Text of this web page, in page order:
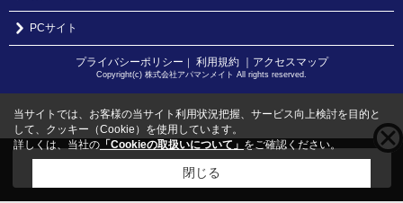
PCサイト
プライバシーポリシー 利用規約 ｜アクセスマップ
Copyright(c) 株式会社アパマンメイト All rights reserved.
こちらの物件をご覧の方にお勧めな物件
当サイトでは、お客様の当サイト利用状況把握、サービス向上検討を目的と
して、クッキー（Cookie）を使用しています。
詳しくは、当社の 「Cookieの取扱いについて」 をご確認ください。
閉じる